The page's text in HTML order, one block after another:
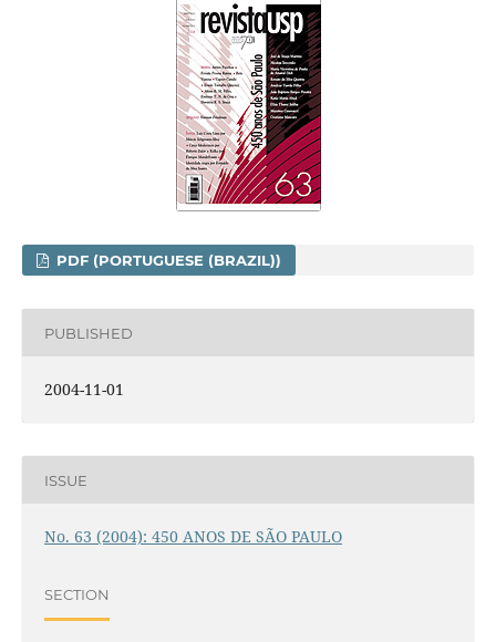
PDF (PORTUGUESE (BRAZIL))
PUBLISHED
2004-11-01
ISSUE
No. 63 (2004): 450 ANOS DE SÃO PAULO
SECTION